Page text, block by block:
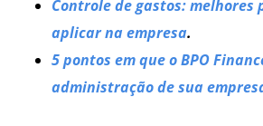
Controle de gastos:
aplicar na empresa.
5 pontos em que o BPO
administração de sua